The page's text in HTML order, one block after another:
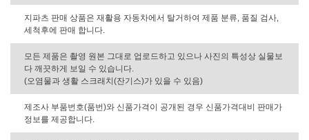
지파츠 판매 상품은 재활용 자동차에서 탈거하여 제품 분류, 품질 검사,
세척후에 판매 합니다.
모든 제품은 촬영 원본 그대로 업로드하고 있으나 사진의 특성상 실물보
다 깨끗하게 보일 수 있습니다.
(오염물과 생활 스크래치(잔기스)가 있을 수 있음)
제조사 부품번호(품번)와 신품가격이 공개된 경우 신품가격대비 판매가
정보를 제공합니다.